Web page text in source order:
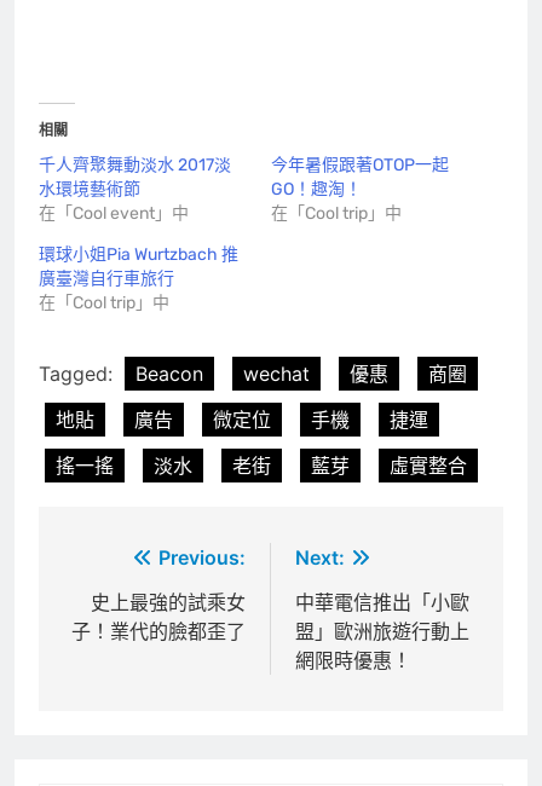
相關
千人齊聚舞動淡水 2017淡
水環境藝術節
在「Cool event」中
今年暑假跟著OTOP一起
GO！趣淘！
在「Cool trip」中
環球小姐Pia Wurtzbach 推
廣臺灣自行車旅行
在「Cool trip」中
Tagged: Beacon wechat 優惠
商圈
地貼
廣告 微定位 手機
捷運
搖一搖
淡水 老街 藍芽 虛實整合
導
Previous:
史上最強的試乘女
子！業代的臉都歪了
Next:
中華電信推出「小歐
盟」歐洲旅遊行動上
網限時優惠！